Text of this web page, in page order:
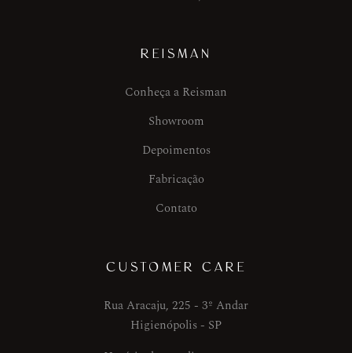
REISMAN
Conheça a Reisman
Showroom
Depoimentos
Fabricação
Contato
CUSTOMER CARE
Rua Aracaju, 225 - 3º Andar
Higienópolis - SP